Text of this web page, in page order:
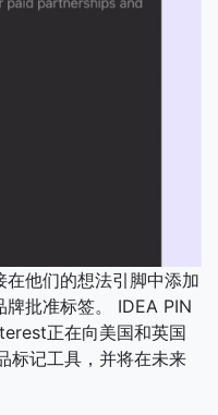
他们的想法引脚中添加
批准标签。 IDEA PIN
正在向美国和英国
标记工具，并将在未来